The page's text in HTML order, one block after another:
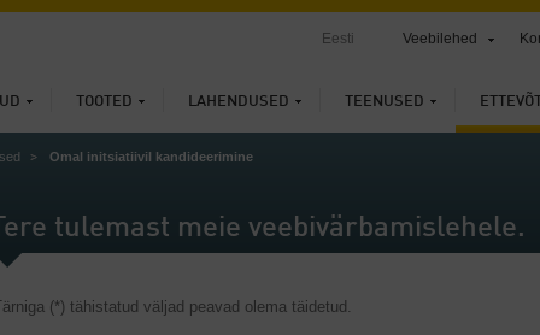
TOOTED LAHENDUSED TEENUSED
Eesti Veebilehed
Omal initsiatiivil kandideerimine
tulemast meie veebivärbamislehele.
(*) tähistatud väljad peavad olema täidetud.